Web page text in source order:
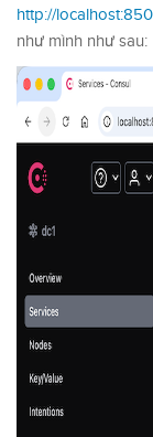
http://
như mình như sau: